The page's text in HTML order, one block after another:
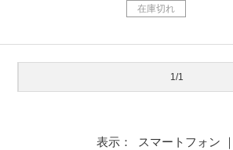
在庫切れ
1/1
表示： スマートフォン ｜